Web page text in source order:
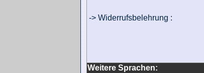
-> Widerrufsbelehrung :
Weitere Sprachen: